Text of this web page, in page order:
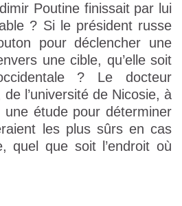
Poutine finissait par lui
? Si le président russe
pour déclencher une
une cible, qu’elle soit
? Le docteur
l’université de Nicosie, à
étude pour déterminer
les plus sûrs en cas
quel que soit l’endroit où